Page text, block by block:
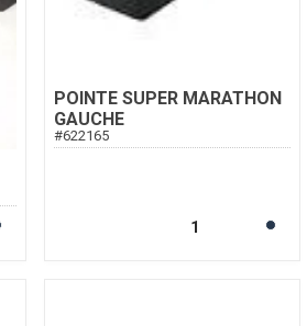
POINTE SUPER MARATHON
GAUCHE
#622165